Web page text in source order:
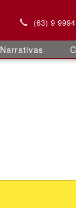
(63) 9
Narrativas